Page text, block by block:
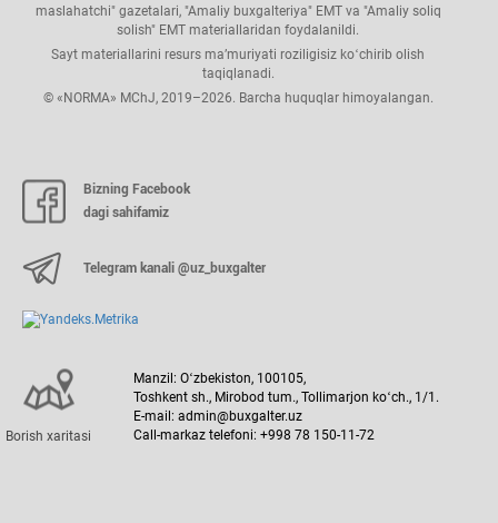
Kasallik varaqalari boʻyicha toʻlovlar
Javobgarlik
Asosiy fondlarni qayta baholash
maslahatchi" gazetalari, "Amaliy buхgalteriya" EMT va "Amaliy soliq
solish" EMT materiallaridan foydalanildi.
Sayt materiallarini resurs ma’muriyati roziligisiz koʻchirib olish
taqiqlanadi.
© «NORMA» MChJ, 2019–2026. Barcha huquqlar himoyalangan.
Bizning Facebook
dagi sahifamiz
Telegram kanali @uz_buxgalter
Borish хaritasi
Manzil: Oʻzbekiston, 100105,
Toshkent sh., Mirobod tum., Tollimarjon koʻch., 1/1.
E-mail: admin@buxgalter.uz
Call-markaz telefoni: +998 78 150-11-72